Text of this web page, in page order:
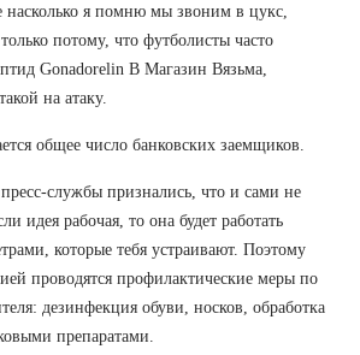
насколько я помню мы звоним в цукс,
потому, что футболисты часто
Gonadorelin В Магазин Вязьма,
на атаку.
общее число банковских заемщиков.
службы признались, что и сами не
идея рабочая, то она будет работать
которые тебя устраивают. Поэтому
проводятся профилактические меры по
дезинфекция обуви, носков, обработка
препаратами.